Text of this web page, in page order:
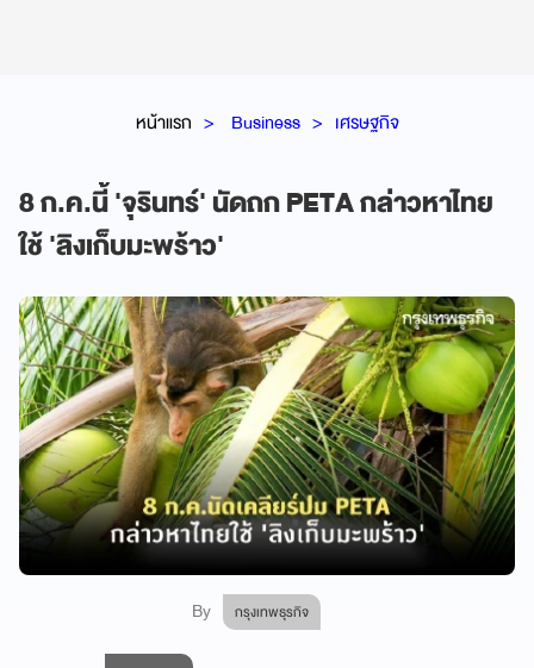
หน้าแรก Business เศรษฐกิจ
8 ก.ค.นี้ 'จุรินทร์' นัดถก PETA กล่าวหาไทย
ใช้ 'ลิงเก็บมะพร้าว'
By กรุงเทพธุรกิจ